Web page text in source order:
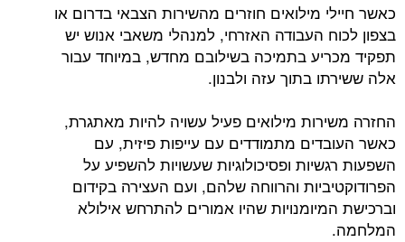
כאשר חיילי מילואים חוזרים מהשירות הצבאי בדרום או
בצפון לכוח העבודה האזרחי, למנהלי משאבי אנוש יש
תפקיד מכריע בתמיכה בשילובם מחדש, במיוחד עבור
אלה ששירתו בתוך עזה ולבנון.
החזרה משירות מילואים פעיל עשויה להיות מאתגרת,
כאשר העובדים מתמודדים עם עייפות פיזית, עם
השפעות רגשיות ופסיכולוגיות שעשויות להשפיע על
הפרודוקטיביות והרווחה שלהם, ועם העצירה בקידום
וברכישת המיומנויות שהיו אמורים להתרחש אילולא
המלחמה.